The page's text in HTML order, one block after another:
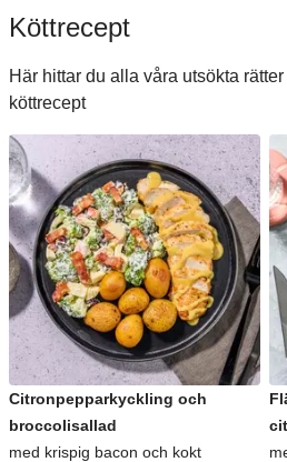
Köttrecept
Här hittar du alla våra utsökta
köttrecept
Citronpepparkyckling och
broccolisallad
med krispig bacon och kokt